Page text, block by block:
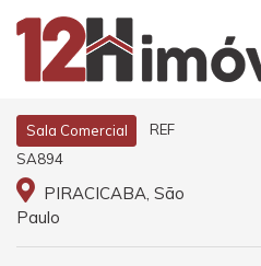
Sala Comercial
REF
SA894
PIRACICABA, São
Paulo